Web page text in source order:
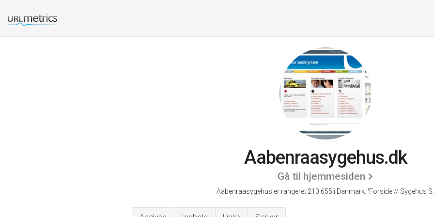
Aabenraasygehus.dk
Gå til hjemmesiden
Aabenraasygehus er rangeret 210.655 i Danmark. 'Forside // Sygehus